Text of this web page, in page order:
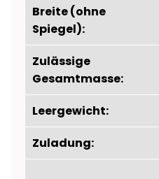
Breite (ohne
Spiegel):
Zulässige
Gesamtmasse:
Leergewicht:
Zuladung: